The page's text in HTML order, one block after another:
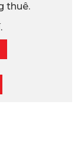
thuê.